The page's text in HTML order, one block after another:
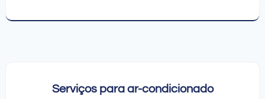
Serviços para ar-condicionado